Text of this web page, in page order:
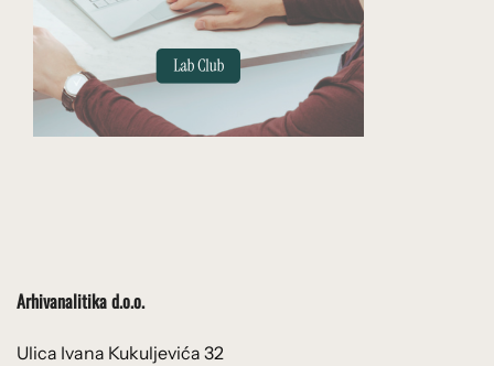
Arhivanalitika d.o.o.
Ulica Ivana Kukuljevića 32